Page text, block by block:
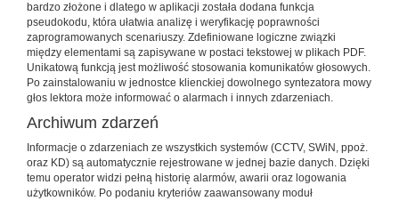
bardzo złożone i dlatego w aplikacji została dodana funkcja
pseudokodu, która ułatwia analizę i weryfikację poprawności
zaprogramowanych scenariuszy. Zdefiniowane logiczne związki
między elementami są zapisywane w postaci tekstowej w plikach PDF.
Unikatową funkcją jest możliwość stosowania komunikatów głosowych.
Po zainstalowaniu w jednostce klienckiej dowolnego syntezatora mowy
głos lektora może informować o alarmach i innych zdarzeniach.
Archiwum zdarzeń
Informacje o zdarzeniach ze wszystkich systemów (CCTV, SWiN, ppoż.
oraz KD) są automatycznie rejestrowane w jednej bazie danych. Dzięki
temu operator widzi pełną historię alarmów, awarii oraz logowania
użytkowników. Po podaniu kryteriów zaawansowany moduł